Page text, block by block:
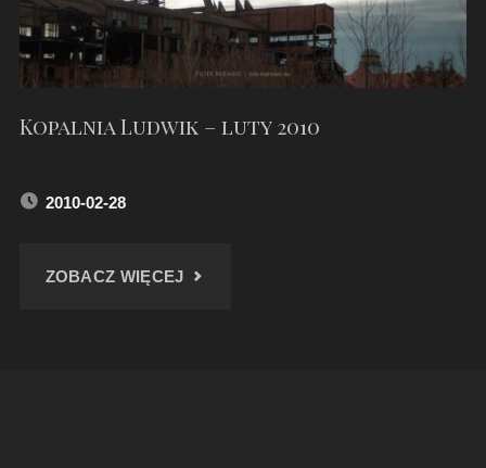
Kopalnia Ludwik – luty 2010
2010-02-28
ZOBACZ WIĘCEJ"KOPALNIA